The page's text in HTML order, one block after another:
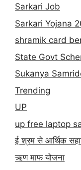
Sarkari Job
Sarkari Yojana
shramik card
State Govt
Sukanya
Trending
UP
up free laptop
ई श्रम से आर्थिक
ऋण माफ योजना